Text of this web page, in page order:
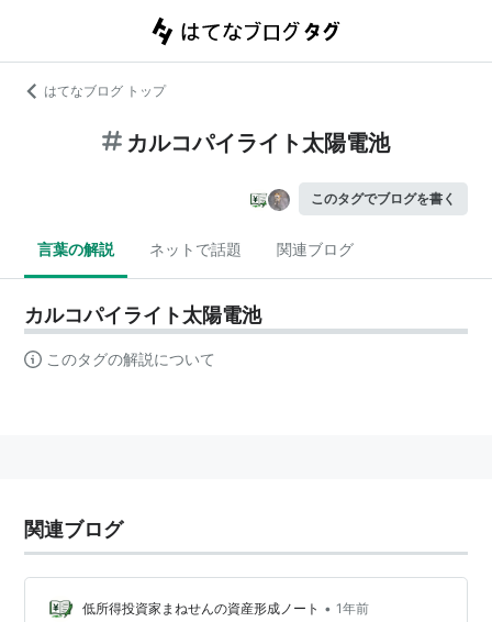
はてなブログ トップ
カルコパイライト太陽電池
このタグでブログを書く
言葉の解説 ネットで話題 関連ブログ
カルコパイライト太陽電池
このタグの解説について
関連ブログ
低所得投資家まねせんの資産形成ノート • 1年前